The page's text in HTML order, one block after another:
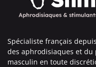
Spécialiste français
des aphrodisiaques et
masculin en toute